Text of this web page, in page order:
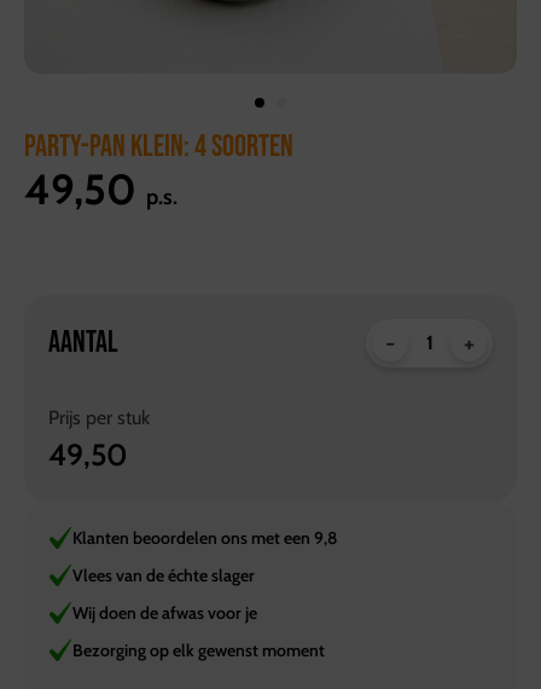
PARTY-PAN KLEIN: 4 SOORTEN
49,50 p.s.
AANTAL - +
Prijs per stuk
49,50
Klanten beoordelen ons met een 9,8
Vlees van de échte slager
Wij doen de afwas voor je
Bezorging op elk gewenst moment